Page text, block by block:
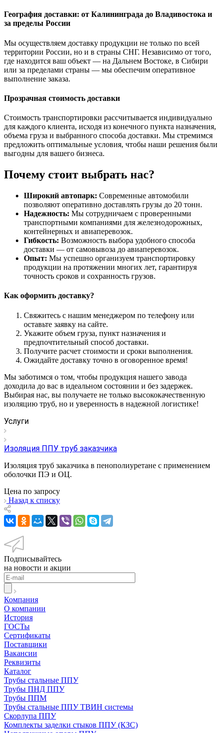
География доставки: от Калининграда до Владивостока и
за пределы России
Мы осуществляем доставку продукции не только по всей
территории России, но и в страны СНГ. Независимо от того,
где находится ваш объект — на Дальнем Востоке, в Сибири
или за пределами страны — мы обеспечим оперативное
выполнение заказа.
Прозрачная стоимость доставки
Стоимость транспортировки рассчитывается индивидуально
для каждого клиента, исходя из конечного пункта назначения,
объема груза и выбранного способа доставки. Мы стремимся
предложить оптимальные условия, чтобы наши решения были
выгодны для вашего бизнеса.
Почему стоит выбрать нас?
Широкий автопарк: Современные автомобили
позволяют оперативно доставлять грузы до 20 тонн.
Надежность: Мы сотрудничаем с проверенными
транспортными компаниями для железнодорожных,
контейнерных и авиаперевозок.
Гибкость: Возможность выбора удобного способа
доставки — от самовывоза до авиаперевозок.
Опыт: Мы успешно организуем транспортировку
продукции на протяжении многих лет, гарантируя
точность сроков и сохранность грузов.
Как оформить доставку?
Свяжитесь с нашим менеджером по телефону или
оставьте заявку на сайте.
Укажите объем груза, пункт назначения и
предпочтительный способ доставки.
Получите расчет стоимости и сроки выполнения.
Ожидайте доставку точно в оговоренное время!
Мы заботимся о том, чтобы продукция нашего завода
доходила до вас в идеальном состоянии и без задержек.
Выбирая нас, вы получаете не только высококачественную
изоляцию труб, но и уверенность в надежной логистике!
Услуги
Изоляция ППУ труб заказчика
Изоляция труб заказчика в пенополиуретане с применением
оболочки ПЭ и ОЦ.
Цена по запросу
Назад к списку
Подписывайтесь
на новости и акции
Компания
О компании
История
ГОСТы
Сертификаты
Поставщики
Вакансии
Реквизиты
Каталог
Трубы стальные ППУ
Трубы ПНД ППУ
Трубы ППМ
Трубы стальные ППУ ТВИН системы
Скорлупа ППУ
Комплекты заделки стыков ППУ (КЗС)